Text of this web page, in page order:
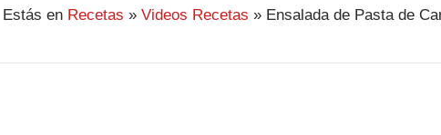
Estás en Recetas » Videos Recetas » Ensalada de Pasta de